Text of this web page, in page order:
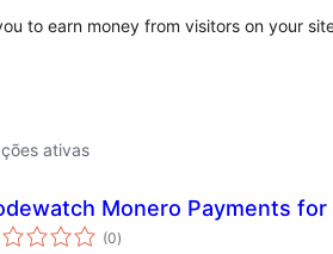
to earn money from visitors on your
ativas
Monero Payments for
(0total
de
)